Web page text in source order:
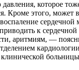
давления, которое
Кроме этого, может
к сердечной
аритмиям, —